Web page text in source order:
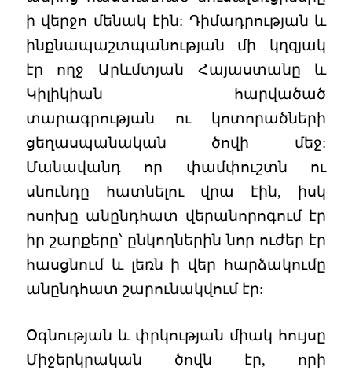
ի վերջո մենակ էին: Դիմադրության և
ինքնապաշտպանության մի կղզյակ
էր ողջ Արևմտյան Հայաստանը և
Կիլիկիան հարվածած
տարագրության ու կոտորածների
ցեղասպանական ծովի մեջ:
Մանավանդ որ փամփուշտն ու
սնունդը հատնելու վրա էին, իսկ
ոսոխը անընդհատ վերանորոգում էր
իր շարքերը՝ ընկողներին նոր ուժեր էր
հասցնում և լեռն ի վեր հարձակումը
անընդհատ շարունակվում էր:
Օգնության և փրկության միակ հույսը
Միջերկրական ծովն էր, որի